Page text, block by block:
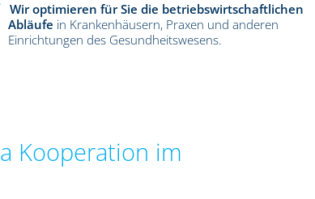
Wir optimieren für Sie die betriebswirtschaftlichen
Abläufe in Krankenhäusern, Praxen und anderen
Einrichtungen des Gesundheitswesens.
Kooperation im